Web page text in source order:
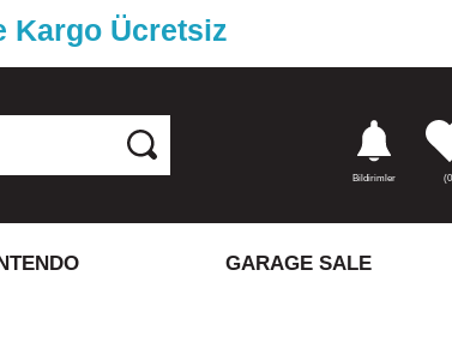
Kargo Ücretsiz
Bildirimler (
GARAGE SALE